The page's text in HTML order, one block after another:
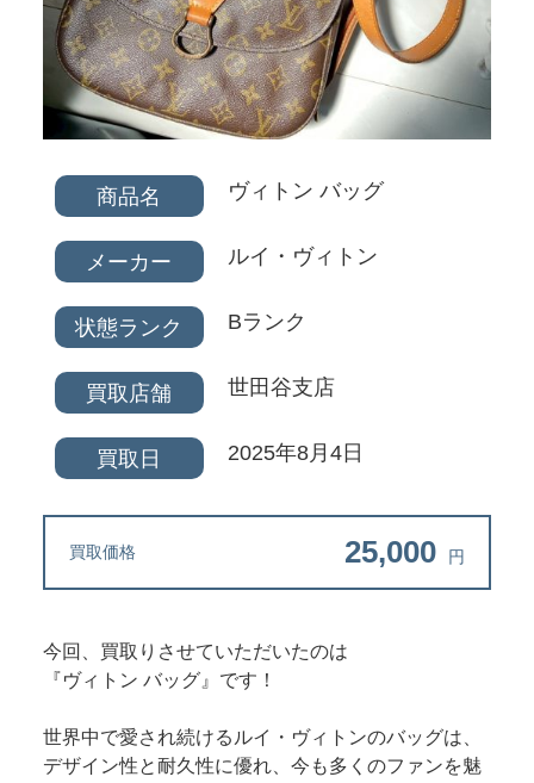
商品名 ヴィトン バッグ
メーカー ルイ・ヴィトン
状態ランク Bランク
買取店舗 世田谷支店
買取日 2025年8月4日
買取価格 25,000 円
今回、買取りさせていただいたのは
『ヴィトン バッグ』です！
世界中で愛され続けるルイ・ヴィトンのバッグは、
デザイン性と耐久性に優れ、今も多くのファンを魅